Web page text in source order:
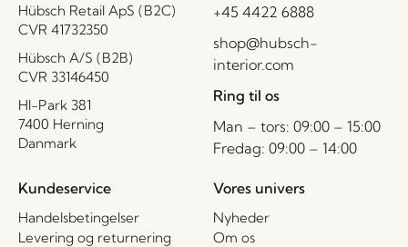
Hübsch Retail ApS (B2C)
CVR 41732350
Hübsch A/S (B2B)
CVR 33146450
HI-Park 381
7400 Herning
Danmark
+45 4422 6888
shop@hubsch-
interior.com
Ring til os
Man – tors: 09:00 – 15:00
Fredag: 09:00 – 14:00
Kundeservice
Handelsbetingelser
Levering og returnering
Vores univers
Nyheder
Om os